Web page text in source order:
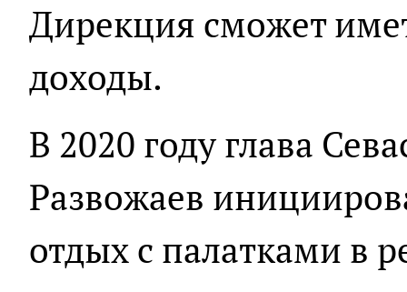
Дирекция сможет
доходы.
В 2020 году глава
Развожаев
отдых с палатками в